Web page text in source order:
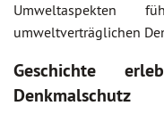
Umweltaspekten
umweltverträglichen
Geschichte
Denkmalschutz